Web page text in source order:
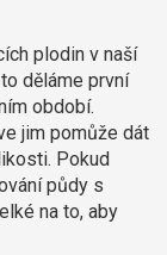
plodin v naší
děláme první
období.
jim pomůže dát
Pokud
půdy s
na to, aby